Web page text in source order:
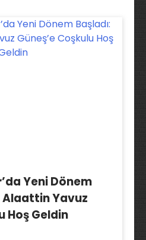
Yeni Dönem
Alaattin Yavuz
Hoş Geldin